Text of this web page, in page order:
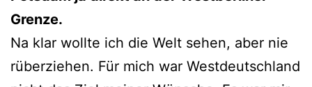
Grenze.
Na klar wollte ich die Welt sehen, aber nie
rüberziehen. Für mich war Westdeutschland